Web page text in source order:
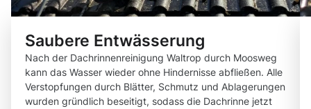
Saubere Entwässerung
Nach der Dachrinnenreinigung Waltrop durch Moosweg
kann das Wasser wieder ohne Hindernisse abfließen. Alle
Verstopfungen durch Blätter, Schmutz und Ablagerungen
wurden gründlich beseitigt, sodass die Dachrinne jetzt